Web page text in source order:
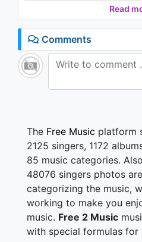
집 앞까지 바래다주고 너의 방
그때서야 가는걸 너는 몰랐지
신발을 사주고 싶은데 그럼
가게 앞에서 늘 고민만 하지
오 너는 나의 사랑 너는 나의
비가 내리면 함께 맞아줄 둘도
너도 말해 줄래 내게 말해 줄
너도 나 만큼 하늘 땅만큼 나
오 많은 인연 속에 많은 사람
고마워 네가 내게 와줘서 너
너를 사랑해
워 Oh baby
사랑해
Read
Comments
The Free Music platform
2125 singers, 1172
85 music categories.
48076 singers photos
categorizing the music,
working to make you
music. Free 2 Music
with special formulas for